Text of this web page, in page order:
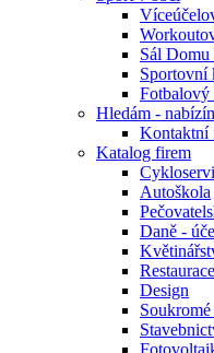
Sál
Sportovní
Fotbalový
Hledám -
Kontaktní
Katalog firem
Autoškola
Daně -
Restaurace
Design